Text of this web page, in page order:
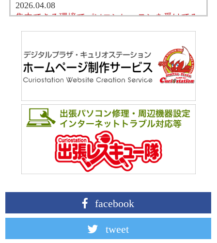
2026.04.08
集中できる環境でパソコンレッスンを受けてみ
ませんか?
機にパソコンを使いこなせるようになろう。ス
キルアップをしよう。資格を取ろう。と、目的
やタイミングは人それぞれではありますが、パ
無料体験にご参加いただき、パソコンレッスン
に集中できる環境をお試しください。まずはお
気軽にお問い合わせからどうぞ！
2026.02.04
進学や就職に向けて集中して学べるパソコン教
実務レベルで使えるようになりたい。MOSを、
資格を取得しておきたい。春休み期間を活用し
てパソコンスキルを高めたい。集中して通って
時間を有効に使いたい。キュリオステーション
はそんな皆さまにおすすめのパソコン教室で
facebook
tweet